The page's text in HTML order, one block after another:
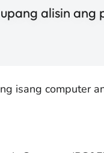
alisin
isang computer